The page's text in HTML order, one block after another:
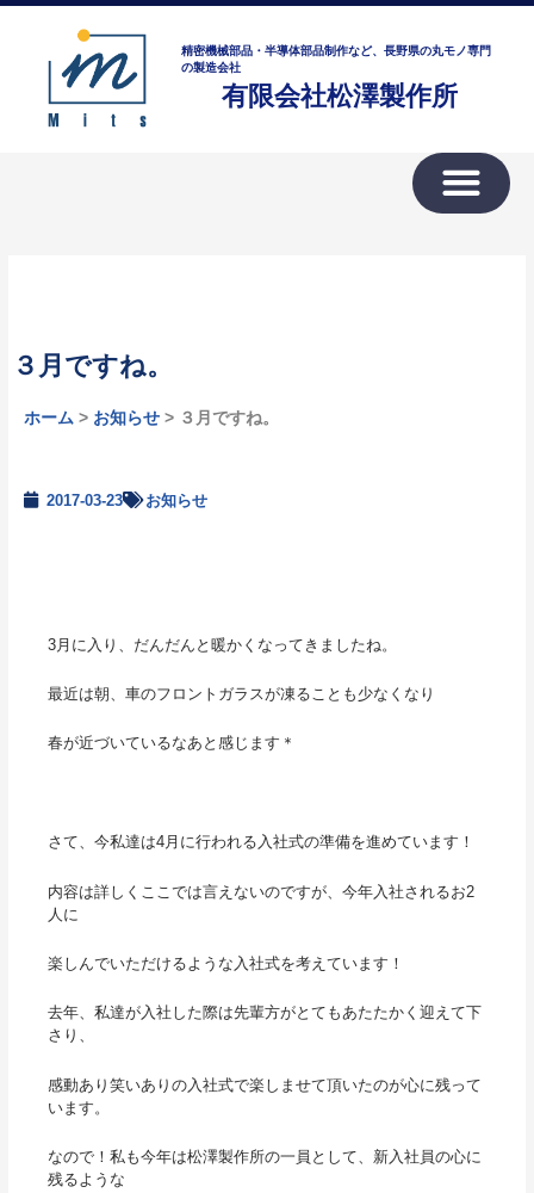
精密機械部品・半導体部品制作など、長野県の丸モノ専門
の製造会社
有限会社松澤製作所
３月ですね。
ホーム > お知らせ > ３月ですね。
2017-03-23 お知らせ
3月に入り、だんだんと暖かくなってきましたね。
最近は朝、車のフロントガラスが凍ることも少なくなり
春が近づいているなあと感じます＊
さて、今私達は4月に行われる入社式の準備を進めています！
内容は詳しくここでは言えないのですが、今年入社されるお2
人に
楽しんでいただけるような入社式を考えています！
去年、私達が入社した際は先輩方がとてもあたたかく迎えて下
さり、
感動あり笑いありの入社式で楽しませて頂いたのが心に残って
います。
なので！私も今年は松澤製作所の一員として、新入社員の心に
残るような